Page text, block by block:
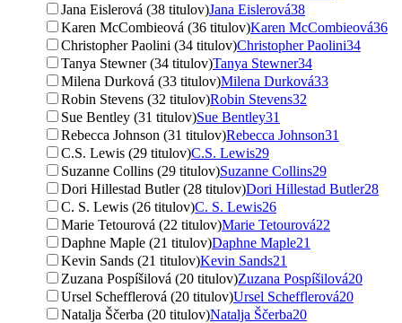
Jana Eislerová (38 titulov)Jana Eislerová38
Karen McCombieová (36 titulov)Karen McCombieová36
Christopher Paolini (34 titulov)Christopher Paolini34
Tanya Stewner (34 titulov)Tanya Stewner34
Milena Durková (33 titulov)Milena Durková33
Robin Stevens (32 titulov)Robin Stevens32
Sue Bentley (31 titulov)Sue Bentley31
Rebecca Johnson (31 titulov)Rebecca Johnson31
C.S. Lewis (29 titulov)C.S. Lewis29
Suzanne Collins (29 titulov)Suzanne Collins29
Dori Hillestad Butler (28 titulov)Dori Hillestad Butler28
C. S. Lewis (26 titulov)C. S. Lewis26
Marie Tetourová (22 titulov)Marie Tetourová22
Daphne Maple (21 titulov)Daphne Maple21
Kevin Sands (21 titulov)Kevin Sands21
Zuzana Pospíšilová (20 titulov)Zuzana Pospíšilová20
Ursel Schefflerová (20 titulov)Ursel Schefflerová20
Natalja Ščerba (20 titulov)Natalja Ščerba20